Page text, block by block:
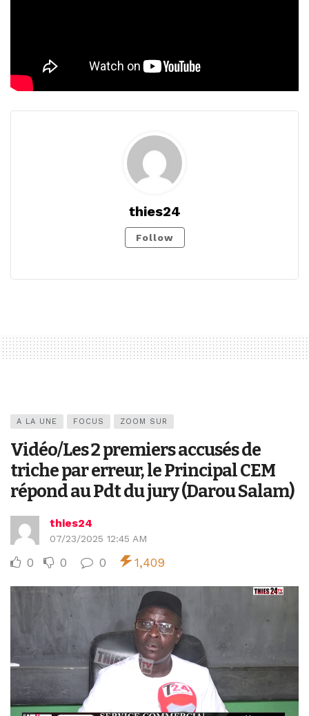
thies24
Follow
A LA UNE FOCUS ZOOM SUR
Vidéo/Les 2 premiers accusés de
triche par erreur, le Principal CEM
répond au Pdt du jury (Darou Salam)
thies24
07/23/2025 12:45 AM
0 0 0 1,409